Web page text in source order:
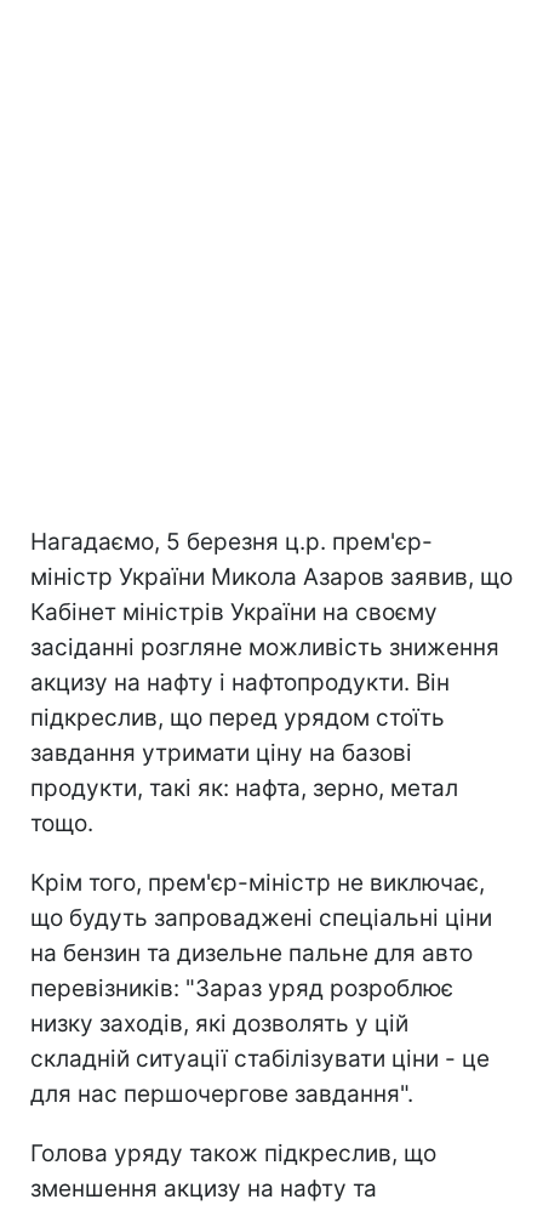
Нагадаємо, 5 березня ц.р. прем'єр-
міністр України Микола Азаров заявив, що
Кабінет міністрів України на своєму
засіданні розгляне можливість зниження
акцизу на нафту і нафтопродукти. Він
підкреслив, що перед урядом стоїть
завдання утримати ціну на базові
продукти, такі як: нафта, зерно, метал
тощо.
Крім того, прем'єр-міністр не виключає,
що будуть запроваджені спеціальні ціни
на бензин та дизельне пальне для авто
перевізників: "Зараз уряд розроблює
низку заходів, які дозволять у цій
складній ситуації стабілізувати ціни - це
для нас першочергове завдання".
Голова уряду також підкреслив, що
зменшення акцизу на нафту та